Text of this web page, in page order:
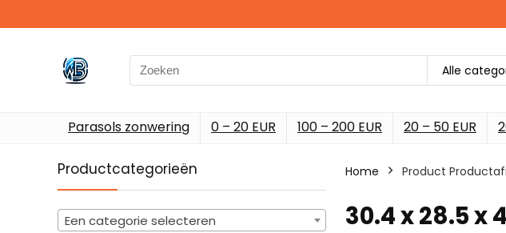
Search
for:
Alle
Parasols zonwering 0 – 20 EUR 100 – 200 EUR 20 – 50 EUR
Productcategorieën
Een categorie selecteren
Home Product
‎30.4 x 28.5 x